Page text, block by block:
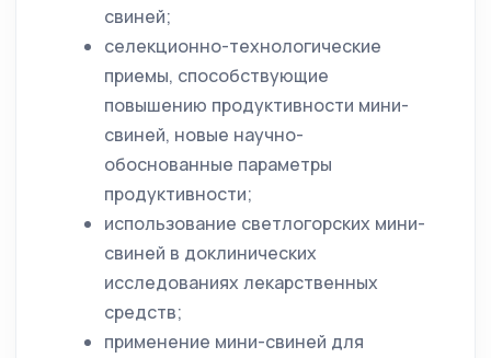
свиней;
селекционно-технологические
приемы, способствующие
повышению продуктивности мини-
свиней, новые научно-
обоснованные параметры
продуктивности;
использование светлогорских мини-
свиней в доклинических
исследованиях лекарственных
средств;
применение мини-свиней для